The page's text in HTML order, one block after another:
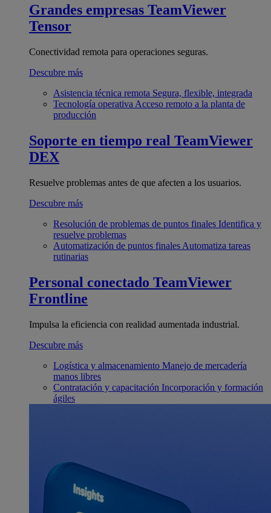
Grandes empresas TeamViewer
Tensor
Conectividad remota para operaciones seguras.
Descubre más
Asistencia técnica remota Segura, flexible, integrada
Tecnología operativa Acceso remoto a la planta de
producción
Soporte en tiempo real TeamViewer
DEX
Resuelve problemas antes de que afecten a los usuarios.
Descubre más
Resolución de problemas de puntos finales Identifica y
resuelve problemas
Automatización de puntos finales Automatiza tareas
rutinarias
Personal conectado TeamViewer
Frontline
Impulsa la eficiencia con realidad aumentada industrial.
Descubre más
Logística y almacenamiento Manejo de mercadería
manos libres
Contratación y capacitación Incorporación y formación
ágiles